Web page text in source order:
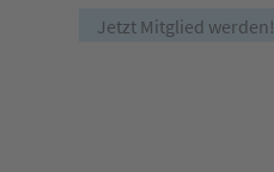
Jetzt Mitglied werden!